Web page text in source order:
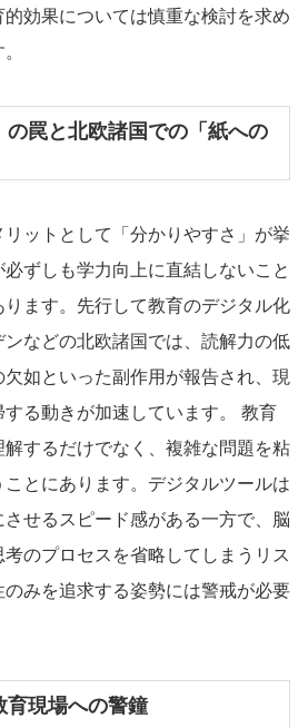
効果については慎重な検討を求め
の罠と北欧諸国での「紙への
ットとして「分かりやすさ」が挙
ずしも学力向上に直結しないこと
ます。先行して教育のデジタル化
などの北欧諸国では、読解力の低
如といった副作用が報告され、現
る動きが加速しています。 教育
するだけでなく、複雑な問題を粘
ことにあります。デジタルツールは
させるスピード感がある一方で、脳
のプロセスを省略してしまうリス
みを追求する姿勢には警戒が必要
育現場への警鐘